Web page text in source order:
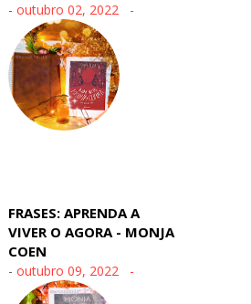
- outubro 02, 2022
FRASES: APRENDA A
VIVER O AGORA - MONJA
COEN
- outubro 09, 2022